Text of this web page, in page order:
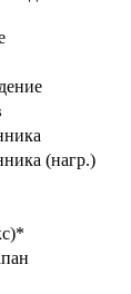
(нагр.)